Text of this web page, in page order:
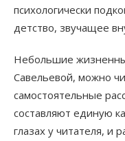
психологически
детство, звучащее
Небольшие
Савельевой, можно
самостоятельные
составляют единую
глазах у читателя, и